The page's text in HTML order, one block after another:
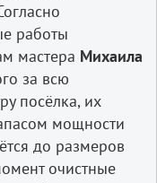
работы
мастера Михаила
за всю
посёлка, их
мощности
до размеров
очистные